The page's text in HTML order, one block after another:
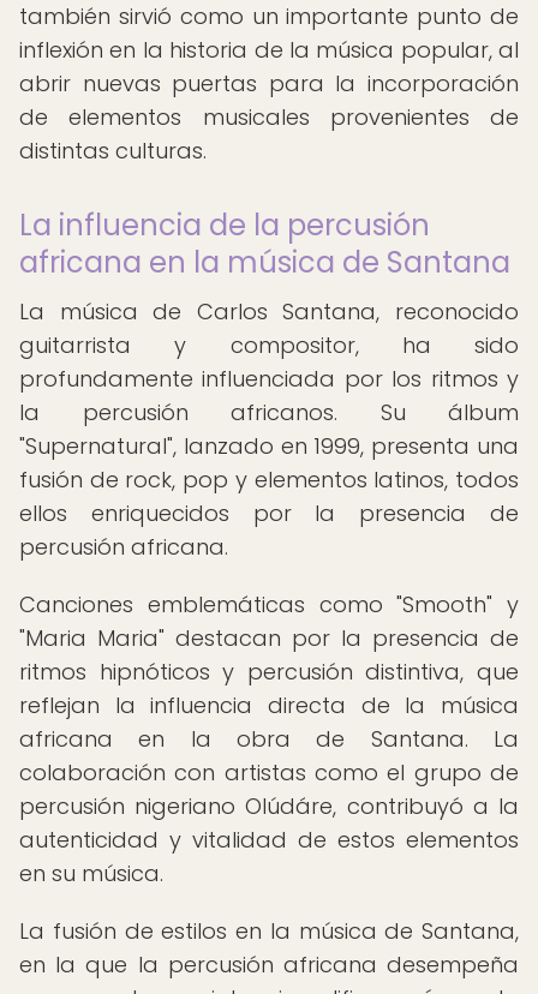
también sirvió como un importante punto de
inflexión en la historia de la música popular, al
abrir nuevas puertas para la incorporación
de elementos musicales provenientes de
distintas culturas.
La influencia de la percusión
africana en la música de Santana
La música de Carlos Santana, reconocido
guitarrista y compositor, ha sido
profundamente influenciada por los ritmos y
la percusión africanos. Su álbum
"Supernatural", lanzado en 1999, presenta una
fusión de rock, pop y elementos latinos, todos
ellos enriquecidos por la presencia de
percusión africana.
Canciones emblemáticas como "Smooth" y
"Maria Maria" destacan por la presencia de
ritmos hipnóticos y percusión distintiva, que
reflejan la influencia directa de la música
africana en la obra de Santana. La
colaboración con artistas como el grupo de
percusión nigeriano Olúdáre, contribuyó a la
autenticidad y vitalidad de estos elementos
en su música.
La fusión de estilos en la música de Santana,
en la que la percusión africana desempeña